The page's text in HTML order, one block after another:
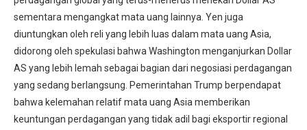
sementara mengangkat mata uang lainnya. Yen juga
diuntungkan oleh reli yang lebih luas dalam mata uang Asia,
didorong oleh spekulasi bahwa Washington menganjurkan Dollar
AS yang lebih lemah sebagai bagian dari negosiasi perdagangan
yang sedang berlangsung. Pemerintahan Trump berpendapat
bahwa kelemahan relatif mata uang Asia memberikan
keuntungan perdagangan yang tidak adil bagi eksportir regional